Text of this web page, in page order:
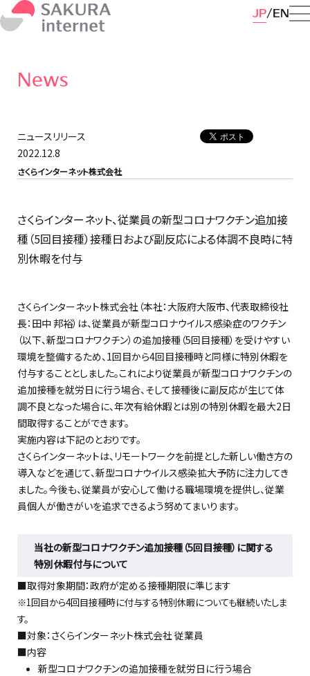
JP EN
News
ニュースリリース
2022.12.8
さくらインターネット株式会社
さくらインターネット、従業員の新型コロナワクチン追加接
種（5回目接種）接種日および副反応による体調不良時に特
別休暇を付与
さくらインターネット株式会社（本社：大阪府大阪市、代表取締役社
長：田中 邦裕）は、従業員が新型コロナウイルス感染症のワクチン
（以下、新型コロナワクチン）の追加接種（5回目接種）を受けやすい
環境を整備するため、1回目から4回目接種時と同様に特別休暇を
付与することとしました。これにより従業員が新型コロナワクチンの
追加接種を就労日に行う場合、そして接種後に副反応が生じて体
調不良となった場合に、年次有給休暇とは別の特別休暇を最大2日
間取得することができます。
実施内容は下記のとおりです。
さくらインターネットは、リモートワークを前提とした新しい働き方の
導入などを通じて、新型コロナウイルス感染拡大予防に注力してき
ました。今後も、従業員が安心して働ける職場環境を提供し、従業
員個人が働きがいを追求できるよう努めてまいります。
当社の新型コロナワクチン追加接種（5回目接種）に関する
特別休暇付与について
■取得対象期間：政府が定める接種期限に準じます
※1回目から4回目接種時に付与する特別休暇についても継続いたしま
す。
■対象：さくらインターネット株式会社 従業員
■内容
新型コロナワクチンの追加接種を就労日に行う場合